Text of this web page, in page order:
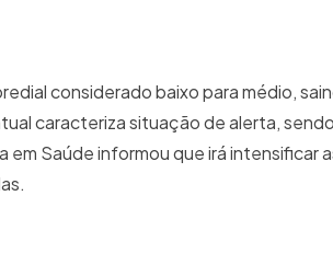
considerado baixo para médio,
caracteriza situação de alerta,
em Saúde informou que irá intensificar